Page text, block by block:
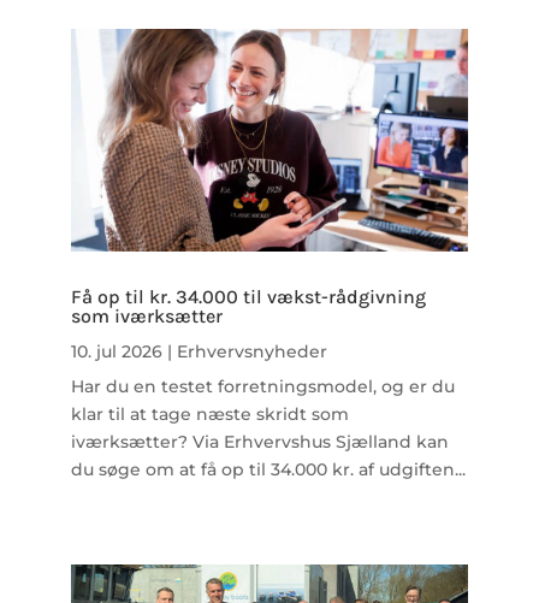
Få op til kr. 34.000 til vækst-rådgivning
som iværksætter
10. jul 2026 | Erhvervsnyheder
Har du en testet forretningsmodel, og er du
klar til at tage næste skridt som
iværksætter? Via Erhvervshus Sjælland kan
du søge om at få op til 34.000 kr. af udgiften...